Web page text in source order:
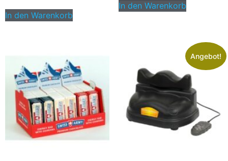
In den Warenkorb
In den Warenkorb
Angebot!